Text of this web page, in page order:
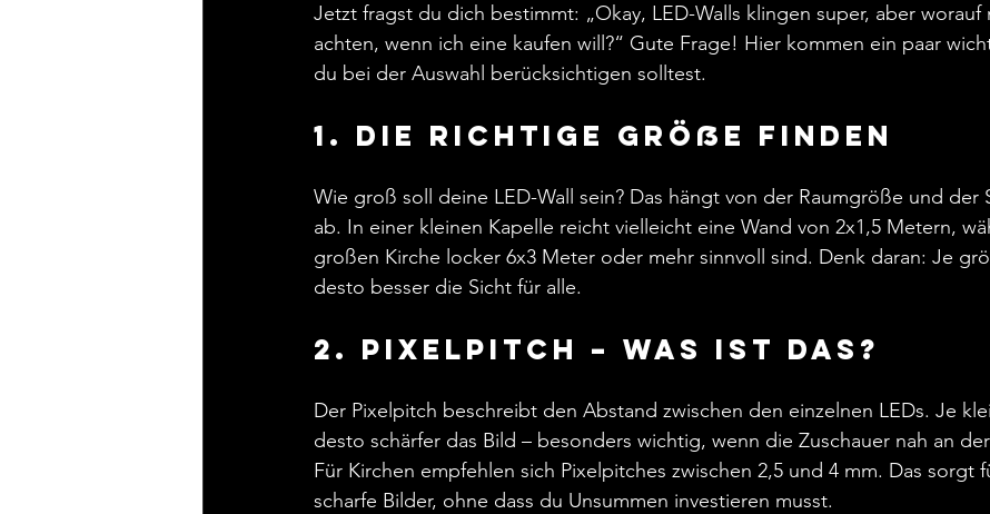
Jetzt fragst du dich bestimmt: „Okay, LED-Walls klingen super, aber worauf
achten, wenn ich eine kaufen will?“ Gute Frage! Hier kommen ein paar
du bei der Auswahl berücksichtigen solltest.
1. Die richtige Größe finden
Wie groß soll deine LED-Wall sein? Das hängt von der Raumgröße und der
ab. In einer kleinen Kapelle reicht vielleicht eine Wand von 2x1,5 Metern,
großen Kirche locker 6x3 Meter oder mehr sinnvoll sind. Denk daran: Je
desto besser die Sicht für alle.
2. Pixelpitch – Was ist das?
Der Pixelpitch beschreibt den Abstand zwischen den einzelnen LEDs. Je
desto schärfer das Bild – besonders wichtig, wenn die Zuschauer nah an
Für Kirchen empfehlen sich Pixelpitches zwischen 2,5 und 4 mm. Das sorgt
scharfe Bilder, ohne dass du Unsummen investieren musst.